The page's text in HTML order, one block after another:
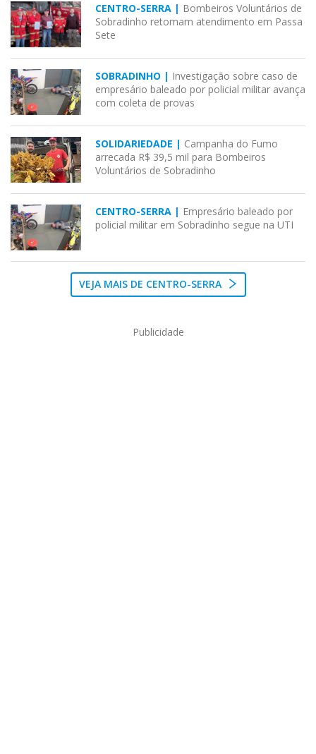
CENTRO-SERRA | Bombeiros Voluntários de
Sobradinho retomam atendimento em Passa
Sete
SOBRADINHO | Investigação sobre caso de
empresário baleado por policial militar avança
com coleta de provas
SOLIDARIEDADE | Campanha do Fumo
arrecada R$ 39,5 mil para Bombeiros
Voluntários de Sobradinho
CENTRO-SERRA | Empresário baleado por
policial militar em Sobradinho segue na UTI
VEJA MAIS DE CENTRO-SERRA
Publicidade